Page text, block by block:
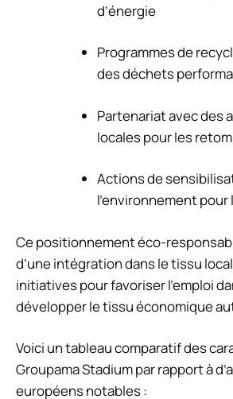
d’énergie
Programmes de
des déchets
Partenariat avec des
locales pour les
Actions de
l’environnement
Ce positionnement éco-
d’une intégration dans le tissu
initiatives pour favoriser l’emploi
développer le tissu économique
Voici un tableau comparatif des
Groupama Stadium par rapport à
européens notables :